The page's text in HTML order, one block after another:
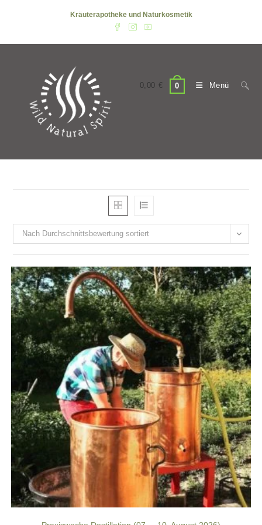
Kräuterapotheke und Naturkosmetik
0,00 € 0 Menü
Nach Durchschnittsbewertung sortiert